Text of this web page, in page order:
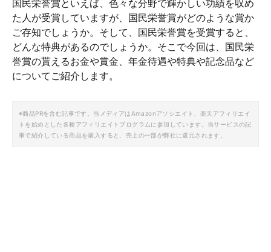
国民栄誉賞といえば、色々な分野で輝かしい功績を収め
た人が受賞していますが、国民栄誉賞がどのような賞か
ご存知でしょうか。そして、国民栄誉賞を受賞すると、
どんな特典があるのでしょうか。そこで今回は、国民栄
誉賞の貰えるお金や賞金、年金待遇や特典や記念品など
についてご紹介します。
※商品PRを含む記事です。当メディアはAmazonアソシエイト、楽天アフィリエイ
トを始めとした各種アフィリエイトプログラムに参加しています。当サービスの記
事で紹介している商品を購入すると、売上の一部が弊社に還元されます。